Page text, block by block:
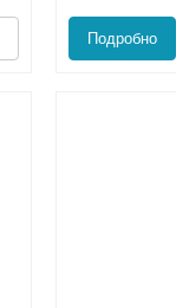
Подробно